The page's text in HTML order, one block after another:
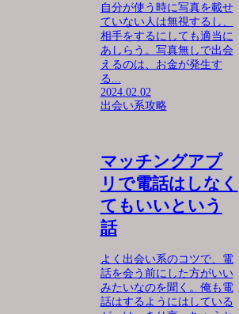
自分が使う時に写真を載せ
ていない人は無視するし、
相手をするにしても適当に
あしらう。写真無しで出会
えるのは、お金が発生す
る...
2024.02.02
出会い系攻略
マッチングアプ
リで電話はしなく
てもいいという
話
よく出会い系のコツで、電
話を会う前にした方がいい
みたいなのを聞く。俺も電
話はするようにはしている